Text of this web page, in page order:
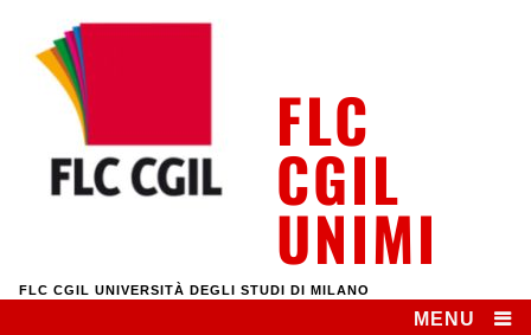
content
FLC
CGIL
UNIMI
FLC CGIL UNIVERSITÀ DEGLI STUDI DI MILANO
MENU